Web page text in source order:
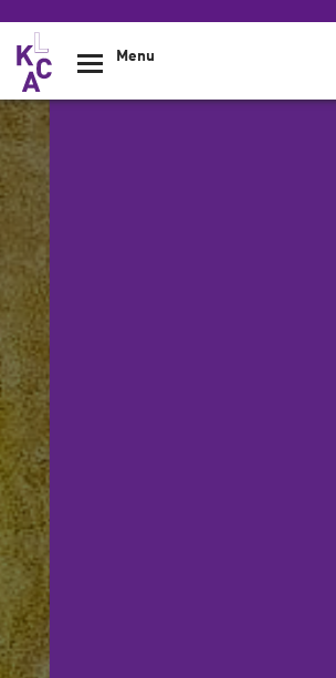
Overslaan en naar de inhoud gaan
Menu